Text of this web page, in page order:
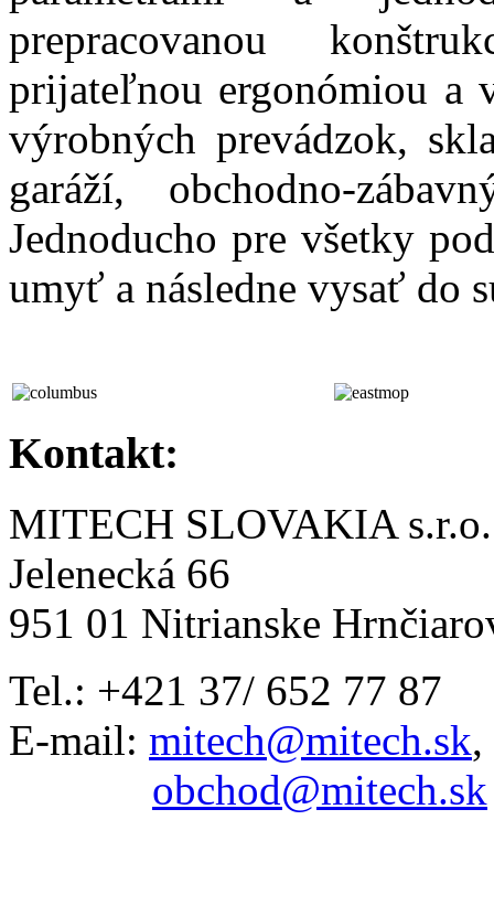
prepracovanou
prijateľnou ergonómiou a
výrobných prevádzok,
garáží, obchodno-
Jednoducho pre všetky
umyť a následne vysať do
Kontakt:
MITECH SLOVAKIA s.r.o.
Jelenecká 66
951 01 Nitrianske
Tel.: +421 37/ 652 77 87
E-mail: mitech@mitech.sk,
obchod@mitech.sk